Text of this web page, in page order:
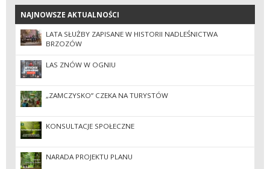
NAJNOWSZE AKTUALNOŚCI
NAJNOWSZE AKTUALNOŚCI
LATA SŁUŻBY ZAPISANE W HISTORII NADLEŚNICTWA
BRZOZÓW
LAS ZNÓW W OGNIU
„ZAMCZYSKO” CZEKA NA TURYSTÓW
KONSULTACJE SPOŁECZNE
NARADA PROJEKTU PLANU